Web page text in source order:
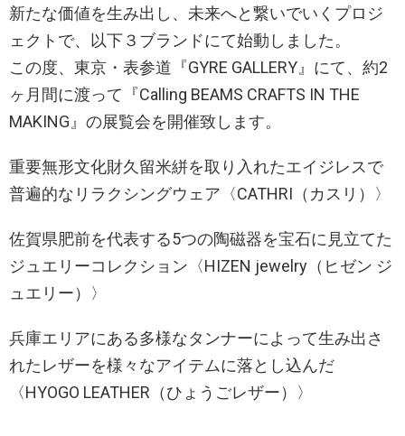
新たな価値を生み出し、未来へと繋いでいくプロジ
ェクトで、以下３ブランドにて始動しました。
この度、東京・表参道『GYRE GALLERY』にて、約2
ヶ月間に渡って『Calling BEAMS CRAFTS IN THE
MAKING』の展覧会を開催致します。
重要無形文化財久留米絣を取り入れたエイジレスで
普遍的なリラクシングウェア〈CATHRI（カスリ）〉
佐賀県肥前を代表する5つの陶磁器を宝石に見立てた
ジュエリーコレクション〈HIZEN jewelry（ヒゼン ジ
ュエリー）〉
兵庫エリアにある多様なタンナーによって生み出さ
れたレザーを様々なアイテムに落とし込んだ
〈HYOGO LEATHER（ひょうごレザー）〉